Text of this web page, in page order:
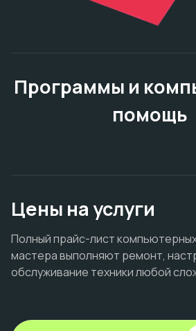
Программы и
помощь
Цены на услуги
Полный прайс-лист
мастера выполняют ремонт,
обслуживание техники любой